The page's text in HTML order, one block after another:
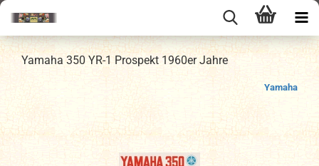
Yamaha 350 YR-1 Prospekt 1960er Jahre
Yamaha